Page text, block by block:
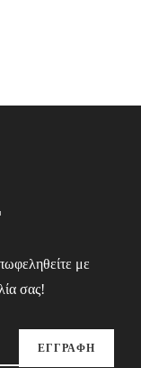
με
σας!
ΕΓΓΡΑΦΗ